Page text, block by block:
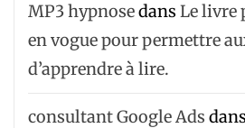
MP3 hypnosedans Le livre
en vogue pour permettre
d’apprendre à lire.
consultant Google Ads dans